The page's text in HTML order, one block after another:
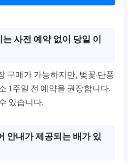
사전 예약 없이 당일 이
구매가 가능하지만, 벚꽃·단풍
1주일 전 예약을 권장합니다.
있습니다.
안내가 제공되는 배가 있